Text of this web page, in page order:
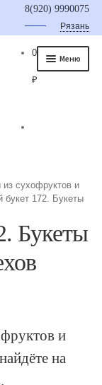
8(920) 9990075
Рязань
Меню
0
₽
из сухофруктов и
букет 172. Букеты
Букеты
и
на